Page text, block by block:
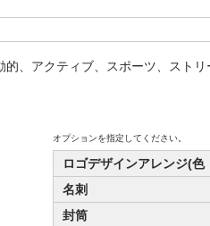
、アクティブ、スポーツ、スト
オプションを指定してください。
ロゴデザインアレンジ(
名刺
封筒